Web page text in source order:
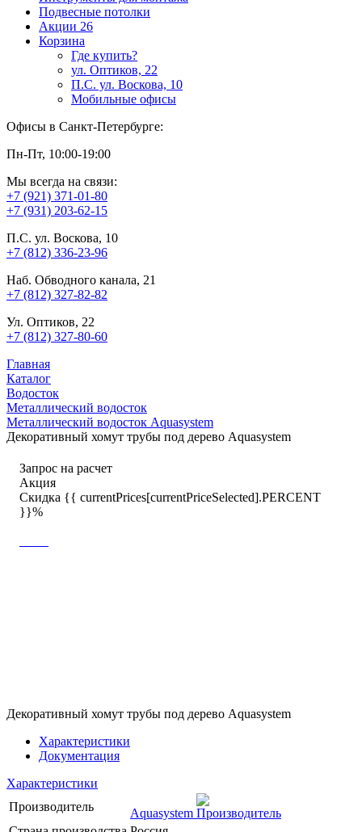
Подвесные потолки
Акции 26
Корзина
Где купить?
ул. Оптиков, 22
П.С. ул. Воскова, 10
Мобильные офисы
Офисы в Санкт-Петербурге:
Пн-Пт, 10:00-19:00
Мы всегда на связи:
+7 (921) 371-01-80
+7 (931) 203-62-15
П.С. ул. Воскова, 10
+7 (812) 336-23-96
Наб. Обводного канала, 21
+7 (812) 327-82-82
Ул. Оптиков, 22
+7 (812) 327-80-60
Главная
Каталог
Водосток
Металлический водосток
Металлический водосток Aquasystem
Декоративный хомут трубы под дерево Aquasystem
Запрос на расчет
Акция
Скидка {{ currentPrices[currentPriceSelected].PERCENT
}}%
Декоративный хомут трубы под дерево Aquasystem
Характеристики
Документация
Характеристики
Производитель
Aquasystem